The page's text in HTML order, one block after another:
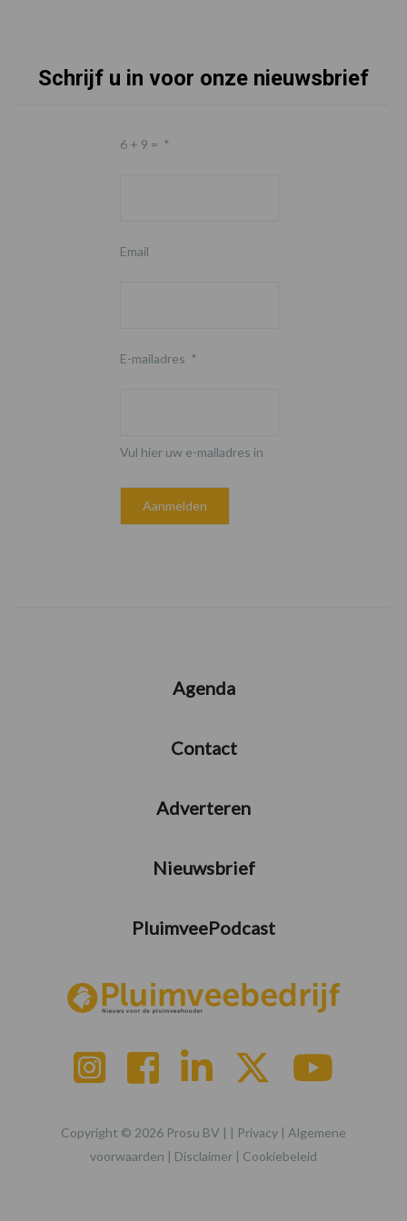
Schrijf u in voor onze nieuwsbrief
6 + 9 = *
Email
E-mailadres *
Vul hier uw e-mailadres in
Agenda
Contact
Adverteren
Nieuwsbrief
PluimveePodcast
Copyright © 2026 Prosu BV | | Privacy | Algemene
voorwaarden | Disclaimer | Cookiebeleid